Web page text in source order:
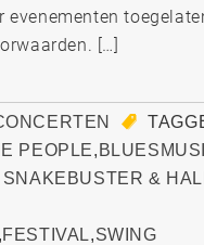
evenementen
[…]
PEOPLE,
SNAKEBUSTER &
,FESTIVAL,SWING